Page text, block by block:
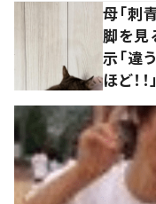
母「刺
脚を見
示「違
ほど！！」